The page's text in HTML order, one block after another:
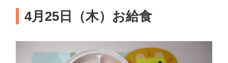
4月25日（木）お給食